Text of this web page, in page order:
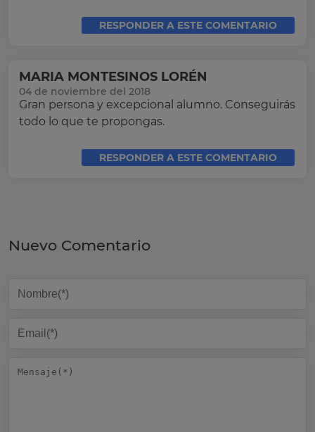
RESPONDER A ESTE COMENTARIO
MARIA MONTESINOS LORÉN
04 de noviembre del 2018
Gran persona y excepcional alumno. Conseguirás
todo lo que te propongas.
RESPONDER A ESTE COMENTARIO
Nuevo Comentario